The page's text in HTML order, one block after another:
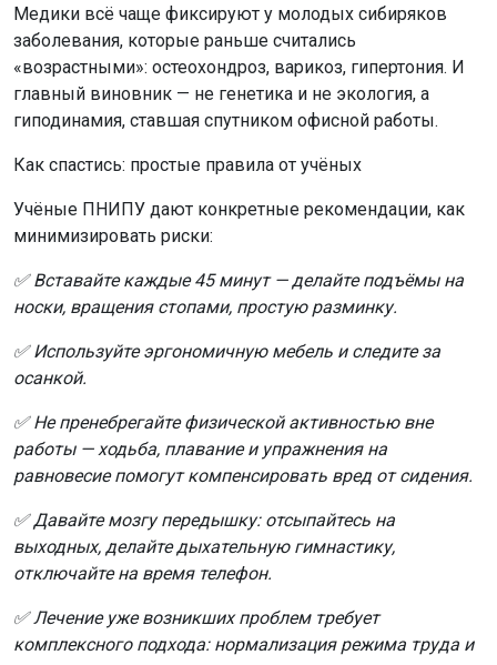
Медики всё чаще фиксируют у молодых сибиряков
заболевания, которые раньше считались
«возрастными»: остеохондроз, варикоз, гипертония. И
главный виновник — не генетика и не экология, а
гиподинамия, ставшая спутником офисной работы.
Как спастись: простые правила от учёных
Учёные ПНИПУ дают конкретные рекомендации, как
минимизировать риски:
✅ Вставайте каждые 45 минут — делайте подъёмы на
носки, вращения стопами, простую разминку.
✅ Используйте эргономичную мебель и следите за
осанкой.
✅ Не пренебрегайте физической активностью вне
работы — ходьба, плавание и упражнения на
равновесие помогут компенсировать вред от сидения.
✅ Давайте мозгу передышку: отсыпайтесь на
выходных, делайте дыхательную гимнастику,
отключайте на время телефон.
✅ Лечение уже возникших проблем требует
комплексного подхода: нормализация режима труда и